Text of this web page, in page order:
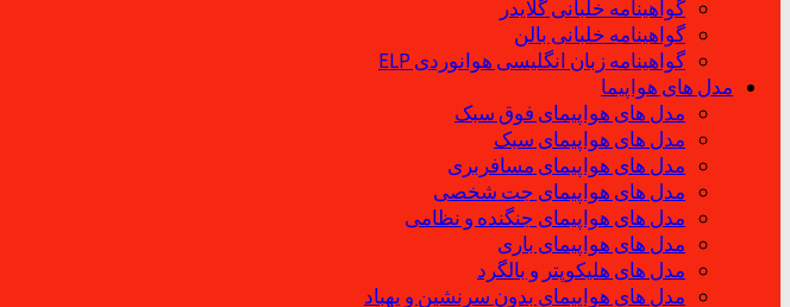
گواهینامه خلبانی گلایدر
گواهینامه خلبانی بالن
گواهینامه زبان انگلیسی هوانوردی ELP
مدل های هواپیما
مدل های هواپیمای فوق سبک
مدل های هواپیمای سبک
مدل های هواپیمای مسافربری
مدل های هواپیمای جت شخصی
مدل های هواپیمای جنگنده و نظامی
مدل های هواپیمای باری
مدل های هلیکوپتر و بالگرد
مدل های هواپیمای بدون سرنشین و پهباد